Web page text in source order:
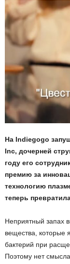
На Indiegogo
Inc, дочерней
году его
премию за
технологию
теперь
Неприятный запах
вещества, которые
бактерий при
Поэтому нет